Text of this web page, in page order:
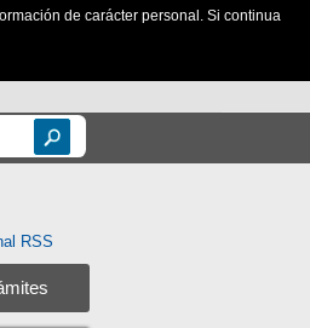
de carácter personal. Si continua
RSS